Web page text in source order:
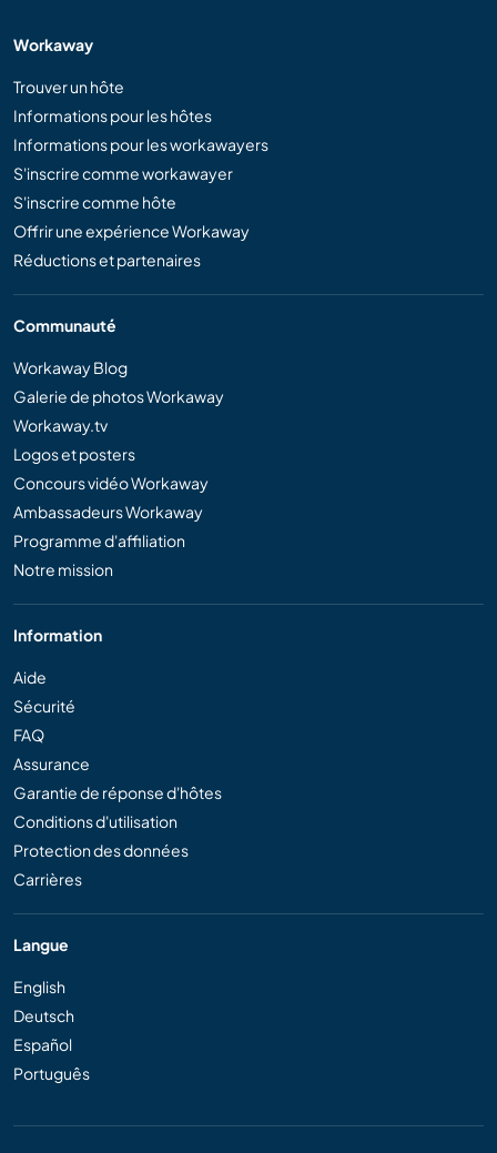
Workaway
Trouver un hôte
Informations pour les hôtes
Informations pour les workawayers
S'inscrire comme workawayer
S'inscrire comme hôte
Offrir une expérience Workaway
Réductions et partenaires
Communauté
Workaway Blog
Galerie de photos Workaway
Workaway.tv
Logos et posters
Concours vidéo Workaway
Ambassadeurs Workaway
Programme d'affiliation
Notre mission
Information
Aide
Sécurité
FAQ
Assurance
Garantie de réponse d'hôtes
Conditions d'utilisation
Protection des données
Carrières
Langue
English
Deutsch
Español
Português